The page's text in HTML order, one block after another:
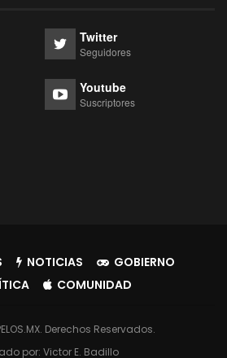
Twitter
Seguidores
Youtube
Suscriptores
NOTICIAS
GOBIERNO
COMUNIDAD
Derechos Reservados.
por: Victor E. Badillo